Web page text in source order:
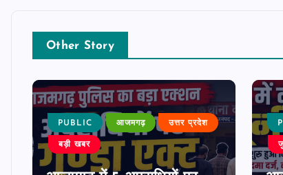
Other Story
PUBLIC आजमगढ़ उत्तर प्रदेश
बड़ी खबर